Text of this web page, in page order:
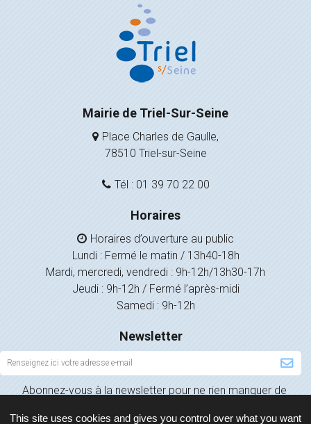
Mairie de Triel-Sur-Seine
Place Charles de Gaulle,
78510 Triel-sur-Seine
Tél : 01 39 70 22 00
Horaires
Horaires d’ouverture au public
Lundi : Fermé le matin / 13h40-18h
Mardi, mercredi, vendredi : 9h-12h/13h30-17h
Jeudi : 9h-12h / Fermé l’après-midi
Samedi : 9h-12h
Newsletter
Inscription
à
la
Abonnez-vous à la newsletter pour ne rien manquer de
This site uses cookies and gives you control over what you want